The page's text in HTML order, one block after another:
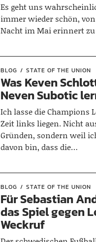
Es geht uns
immer wieder schön,
Nacht im Mai erinnert
BLOG STATE OF THE UNION
Was Keven
Neven Subotic
Ich lasse die Champions
Zeit links liegen. Nicht
Gründen, sondern weil
davon bin, dass die…
BLOG STATE OF THE UNION
Für Sebastian
das Spiel gegen
Weckruf